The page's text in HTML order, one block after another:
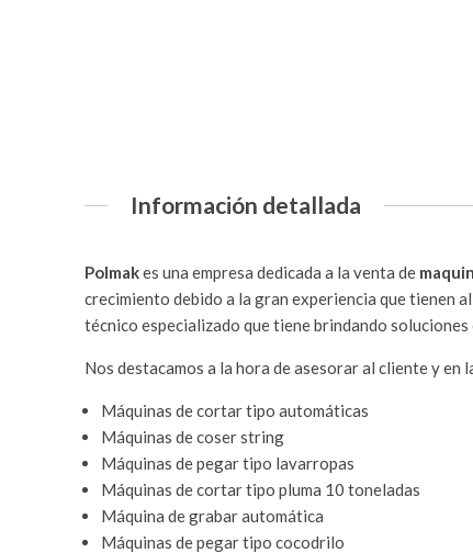
Información detallada
Polmakes una empresa dedicada a la venta de
crecimiento debido a la gran experiencia que tienen
técnico especializado que tiene brindando
Nos destacamos a la hora de asesorar al cliente y en
Máquinas de cortar tipo automáticas
Máquinas de coser string
Máquinas de pegar tipo lavarropas
Máquinas de cortar tipo pluma 10 toneladas
Máquina de grabar automática
Máquinas de pegar tipo cocodrilo